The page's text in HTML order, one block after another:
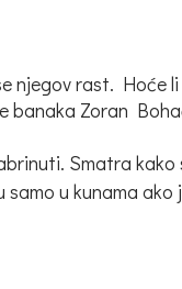
njegov rast. Hoće
Zoran
Smatra
samo u kunama